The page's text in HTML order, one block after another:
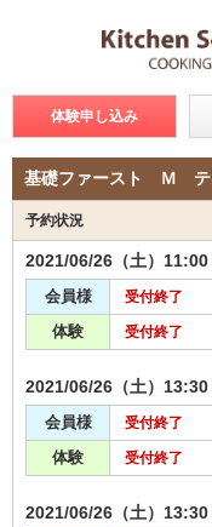
体験申し込み
基礎ファースト Ｍ テ
予約状況
2021/06/26（土）11:00
会員様 受付終了
体験 受付終了
2021/06/26（土）13:30
会員様 受付終了
体験 受付終了
2021/06/26（土）13:30